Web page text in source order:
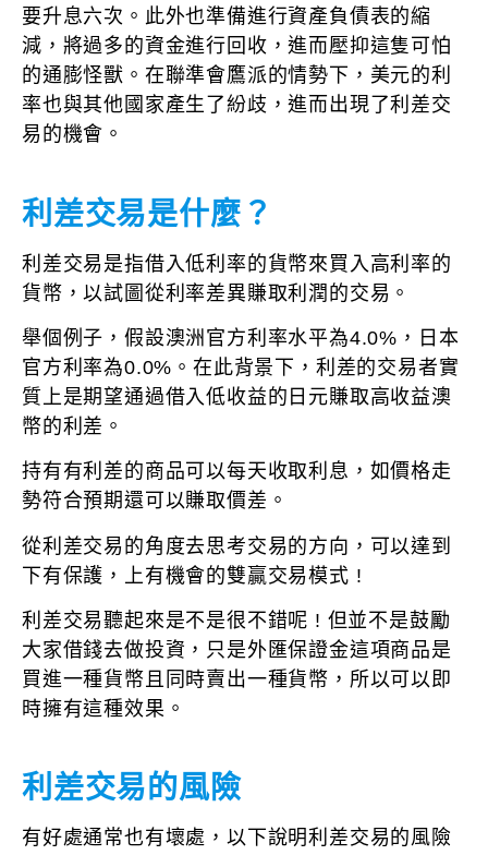
要升息六次。此外也準備進行資產負債表的縮
減，將過多的資金進行回收，進而壓抑這隻可怕
的通膨怪獸。在聯準會鷹派的情勢下，美元的利
率也與其他國家產生了紛歧，進而出現了利差交
易的機會。
利差交易是什麼？
利差交易是指借入低利率的貨幣來買入高利率的
貨幣，以試圖從利率差異賺取利潤的交易。
舉個例子，假設澳洲官方利率水平為4.0%，日本
官方利率為0.0%。在此背景下，利差的交易者實
質上是期望通過借入低收益的日元賺取高收益澳
幣的利差。
持有有利差的商品可以每天收取利息，如價格走
勢符合預期還可以賺取價差。
從利差交易的角度去思考交易的方向，可以達到
下有保護，上有機會的雙贏交易模式 !
利差交易聽起來是不是很不錯呢 ! 但並不是鼓勵
大家借錢去做投資，只是外匯保證金這項商品是
買進一種貨幣且同時賣出一種貨幣，所以可以即
時擁有這種效果。
利差交易的風險
有好處通常也有壞處，以下說明利差交易的風險